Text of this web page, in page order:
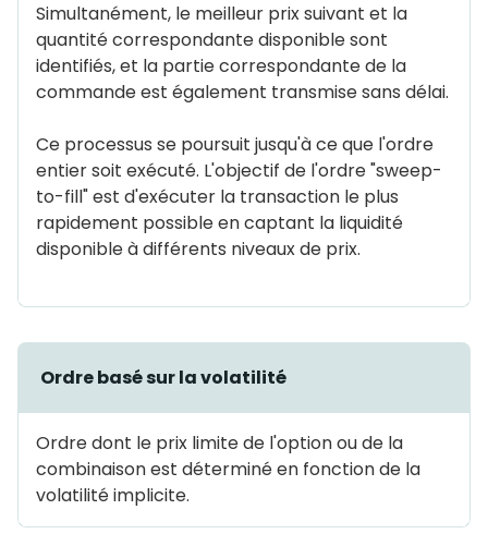
Simultanément, le meilleur prix suivant et la
quantité correspondante disponible sont
identifiés, et la partie correspondante de la
commande est également transmise sans délai.
Ce processus se poursuit jusqu'à ce que l'ordre
entier soit exécuté. L'objectif de l'ordre "sweep-
to-fill" est d'exécuter la transaction le plus
rapidement possible en captant la liquidité
disponible à différents niveaux de prix.
Ordre basé sur la volatilité
Ordre dont le prix limite de l'option ou de la
combinaison est déterminé en fonction de la
volatilité implicite.